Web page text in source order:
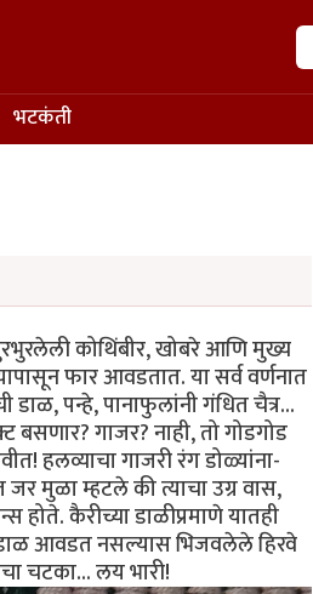
शोध
भटकंती
कोथिंबीर, खोबरे आणि मुख्य
फार आवडतात. या सर्व वर्णनात
पन्हे, पानाफुलांनी गंधित चैत्र...
गाजर? नाही, तो गोडगोड
हलव्याचा गाजरी रंग डोळ्यांना-
मुळा म्हटले की त्याचा उग्र वास,
कैरीच्या डाळीप्रमाणे यातही
आवडत नसल्यास भिजवलेले हिरवे
चटका... लय भारी!